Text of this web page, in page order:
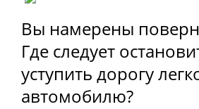
Вы намерены
Где следует
уступить дорогу
автомобилю?